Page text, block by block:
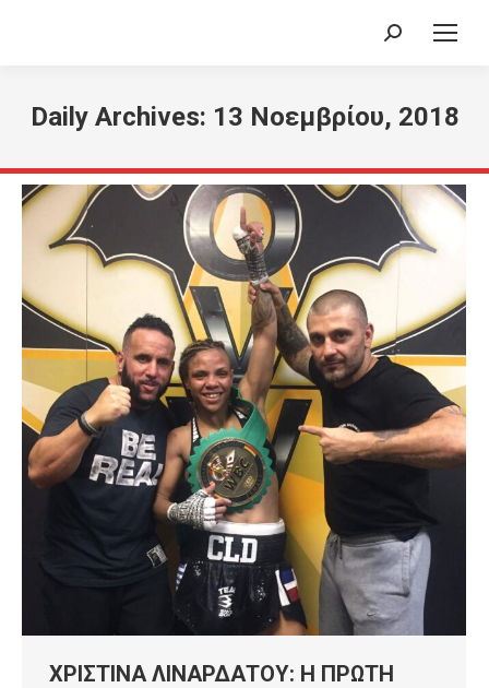
Search:
Daily Archives: 13 Νοεμβρίου, 2018
ΧΡΙΣΤΙΝΑ ΛΙΝΑΡΔΑΤΟΥ: Η ΠΡΩΤΗ